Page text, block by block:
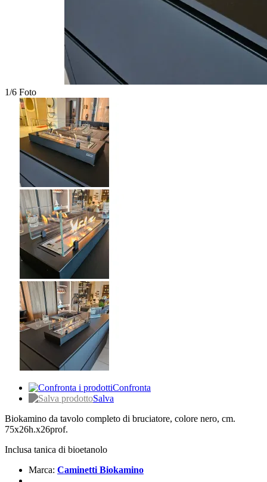
1/6 Foto
Confronta
Salva
Biokamino da tavolo completo di bruciatore, colore nero, cm.
75x26h.x26prof.
Inclusa tanica di bioetanolo
Marca: Caminetti Biokamino